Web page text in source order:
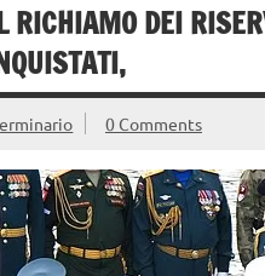
RICHIAMO DEI
0 Comments